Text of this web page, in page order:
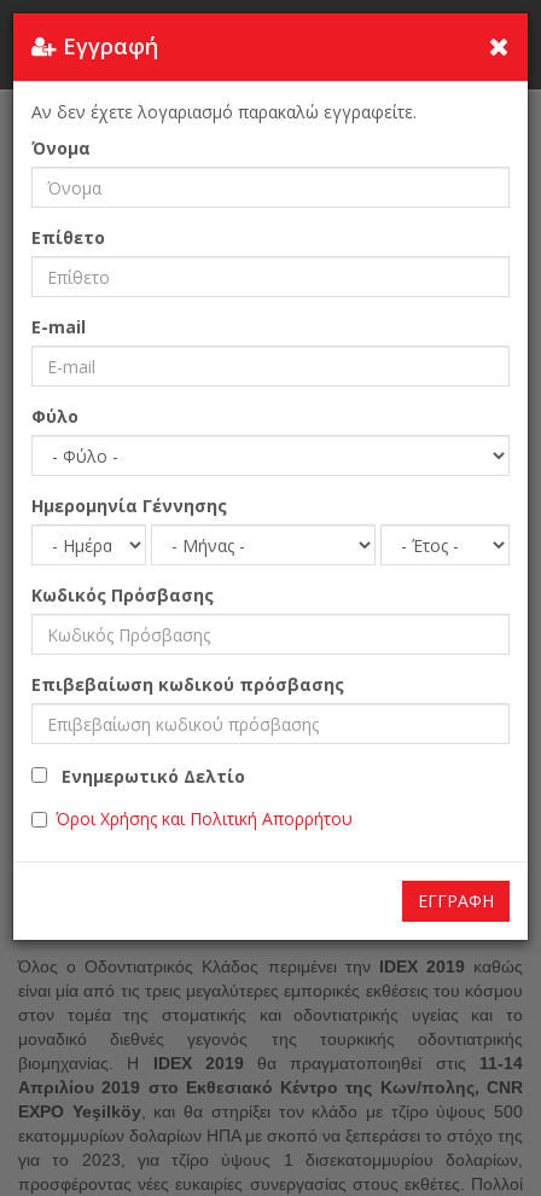
Αρχική Σελίδα IDEX Istanbul 2019
IDEX Istanbul 2019
16η Έκθεση Οδοντιατρικού Εξοπλισμού και Υλικών|Εμπορική
Έκθεση προϊόντων για την στοματική και οδοντική υγεία
Τουρκία » Κωνσταντινούπολη
Ημ/νία:
11 -14 Απριλίου 2019
Όλος ο Οδοντιατρικός Κλάδος περιμένει την IDEX 2019 καθώς
είναι μία από τις τρεις μεγαλύτερες εμπορικές εκθέσεις του κόσμου
στον τομέα της στοματικής και οδοντιατρικής υγείας και το
μοναδικό διεθνές γεγονός της τουρκικής οδοντιατρικής
βιομηχανίας. Η IDEX 2019 θα πραγματοποιηθεί στις 11-14
Απριλίου 2019 στο Εκθεσιακό Κέντρο της Κων/πολης, CNR
EXPO Yeşilköy, και θα στηρίξει τον κλάδο με τζίρο ύψους 500
εκατομμυρίων δολαρίων ΗΠΑ με σκοπό να ξεπεράσει το στόχο της
για το 2023, για τζίρο ύψους 1 δισεκατομμυρίου δολαρίων,
προσφέροντας νέες ευκαιρίες συνεργασίας στους εκθέτες. Πολλοί
Εγγραφή
Αν δεν έχετε λογαριασμό παρακαλώ εγγραφείτε.
Όνομα
Επίθετο
E-mail
Φύλο
Ημερομηνία Γέννησης
Κωδικός Πρόσβασης
Επιβεβαίωση κωδικού πρόσβασης
Ενημερωτικό Δελτίο
Όροι Χρήσης και Πολιτική Απορρήτου
ΕΓΓΡΑΦΉ